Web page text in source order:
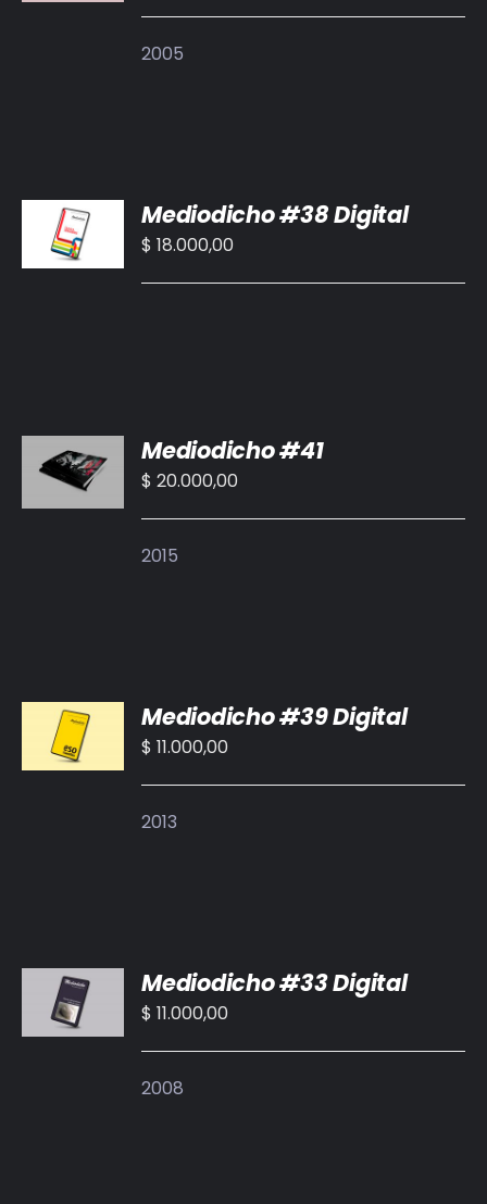
2005
AL
CARRITO
/
Mediodicho #38 Digital
$ 18.000,00
AL
CARRITO
/
Mediodicho #41
$ 20.000,00
2015
AL
CARRITO
/
Mediodicho #39 Digital
$ 11.000,00
2013
AL
CARRITO
/
Mediodicho #33 Digital
$ 11.000,00
2008